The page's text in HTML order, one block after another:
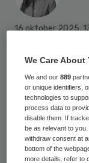
16 oktober 2025,
Bas Nijland
start 1
Bas Nijland
We Care About
We and our889
or unique identifiers,
technologies to
process data to
disable them. If
be as relevant to
withdraw consent at
bottom of the
more details, refer to